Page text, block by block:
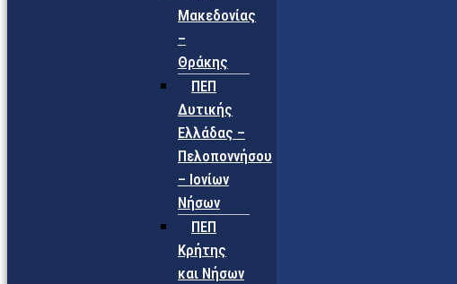
Μακεδονίας
–
Θράκης
ΠΕΠ
Δυτικής
Ελλάδας –
Πελοποννήσου
– Ιονίων
Νήσων
ΠΕΠ
Κρήτης
και Νήσων